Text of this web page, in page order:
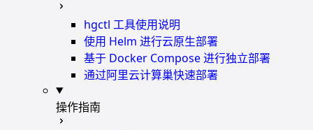
hgctl 工具使用说明
使用 Helm 进行云原生部署
基于 Docker Compose 进行独立部署
通过阿里云计算巢快速部署
操作指南